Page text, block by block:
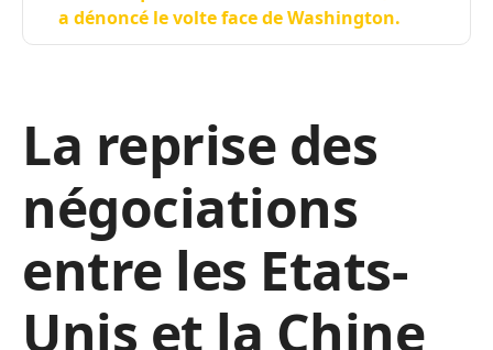
a dénoncé le volte face de Washington.
La reprise des
négociations
entre les Etats-
Unis et la Chine